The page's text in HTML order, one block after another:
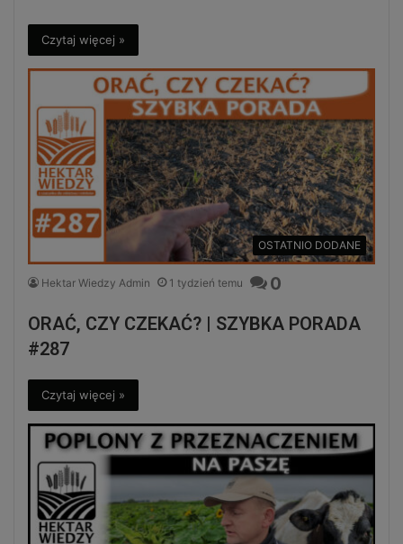
Czytaj więcej »
OSTATNIO DODANE
Hektar Wiedzy Admin 1 tydzień temu 0
ORAĆ, CZY CZEKAĆ? | SZYBKA PORADA
#287
Czytaj więcej »